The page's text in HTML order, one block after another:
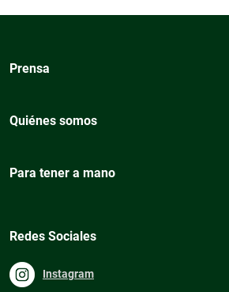
Prensa
Quiénes somos
Para tener a mano
Redes Sociales
Instagram